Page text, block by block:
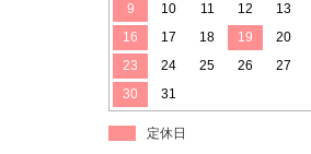
9
10 11 12 13
16
17 18 19 20
23
24 25 26 27
30
31
定休日